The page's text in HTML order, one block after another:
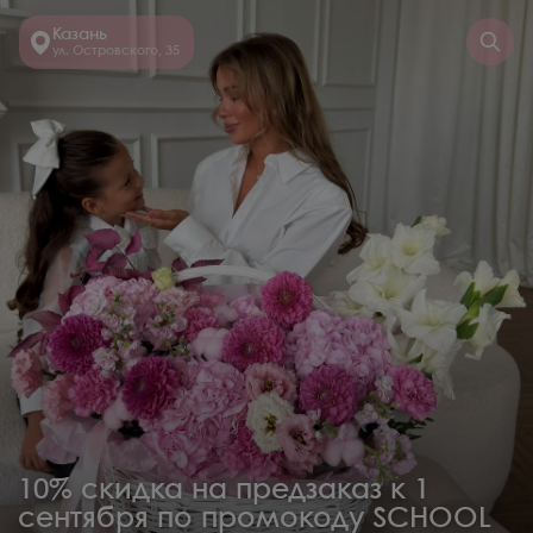
Казань
ул. Островского, 35
10% скидка на предзаказ к 1
сентября по промокоду SCHOOL